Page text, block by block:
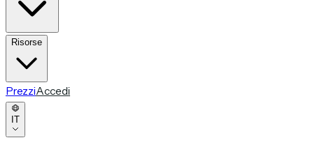
Risorse
PrezziAccedi
IT